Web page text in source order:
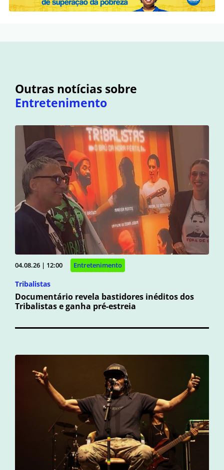
Outras notícias sobre
Entretenimento
04.08.26 | 12:00 Entretenimento
Tribalistas
Documentário revela bastidores inéditos dos
Tribalistas e ganha pré-estreia